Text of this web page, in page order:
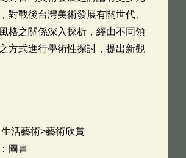
對戰後台灣美術發展有關世代、
格之關係深入探析，經由不同領
方式進行學術性探討，提出新觀
活藝術>藝術欣賞
圖書